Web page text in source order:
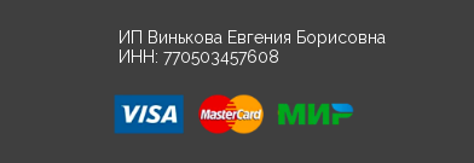
ИП Винькова Евгения Борисовна
ИНН: 770503457608